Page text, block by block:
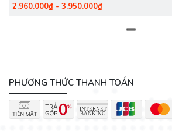
☎ Thông tin liên hệ:
2.960.000₫ - 3.950.000₫
PHƯƠNG THỨC THANH TOÁN